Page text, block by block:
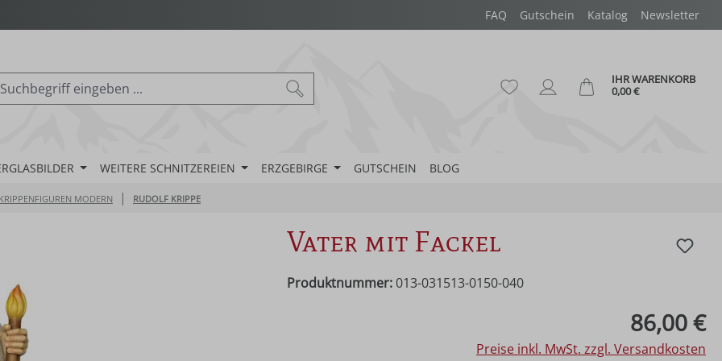
FAQ Gutschein Katalog Newsletter
Du hast 0 Produkte auf dem
IHR WARENKORB
0,00 €
WEITERE SCHNITZEREIEN ERZGEBIRGE GUTSCHEIN BLOG
KRIPPENFIGUREN MODERN | RUDOLF KRIPPE
Vater mit Fackel
Produktnummer: 013-031513-0150-040
86,00 €
Preise inkl. MwSt. zzgl. Versandkosten